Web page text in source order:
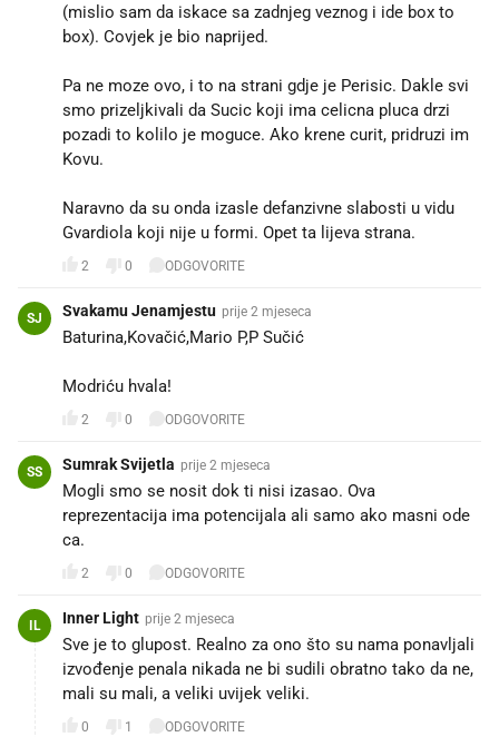
(mislio sam da iskace sa zadnjeg veznog i ide box to
box). Covjek je bio naprijed.
Pa ne moze ovo, i to na strani gdje je Perisic. Dakle svi
smo prizeljkivali da Sucic koji ima celicna pluca drzi
pozadi to kolilo je moguce. Ako krene curit, pridruzi im
Kovu.
Naravno da su onda izasle defanzivne slabosti u vidu
Gvardiola koji nije u formi. Opet ta lijeva strana.
2 0 ODGOVORITE
SJ Svakamu Jenamjestu prije 2 mjeseca
Baturina,Kovačić,Mario P,P Sučić
Modriću hvala!
2 0 ODGOVORITE
SS Sumrak Svijetla prije 2 mjeseca
Mogli smo se nosit dok ti nisi izasao. Ova
reprezentacija ima potencijala ali samo ako masni ode
ca.
2 0 ODGOVORITE
IL Inner Light prije 2 mjeseca
Sve je to glupost. Realno za ono što su nama ponavljali
izvođenje penala nikada ne bi sudili obratno tako da ne,
mali su mali, a veliki uvijek veliki.
0 1
ODGOVORITE